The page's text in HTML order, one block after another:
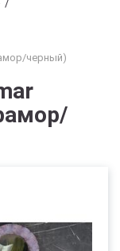
/
черный)